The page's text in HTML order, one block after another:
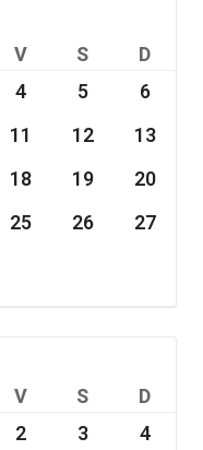
V S
D
4 5
6
11 12
13
18 19
20
25 26
27
V S
D
2 3
4